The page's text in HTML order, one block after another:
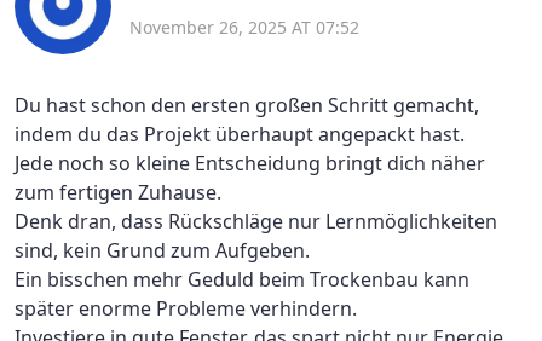
November 26, 2025 AT 07:52
Du hast schon den ersten großen Schritt gemacht,
indem du das Projekt überhaupt angepackt hast.
Jede noch so kleine Entscheidung bringt dich näher
zum fertigen Zuhause.
Denk dran, dass Rückschläge nur Lernmöglichkeiten
sind, kein Grund zum Aufgeben.
Ein bisschen mehr Geduld beim Trockenbau kann
später enorme Probleme verhindern.